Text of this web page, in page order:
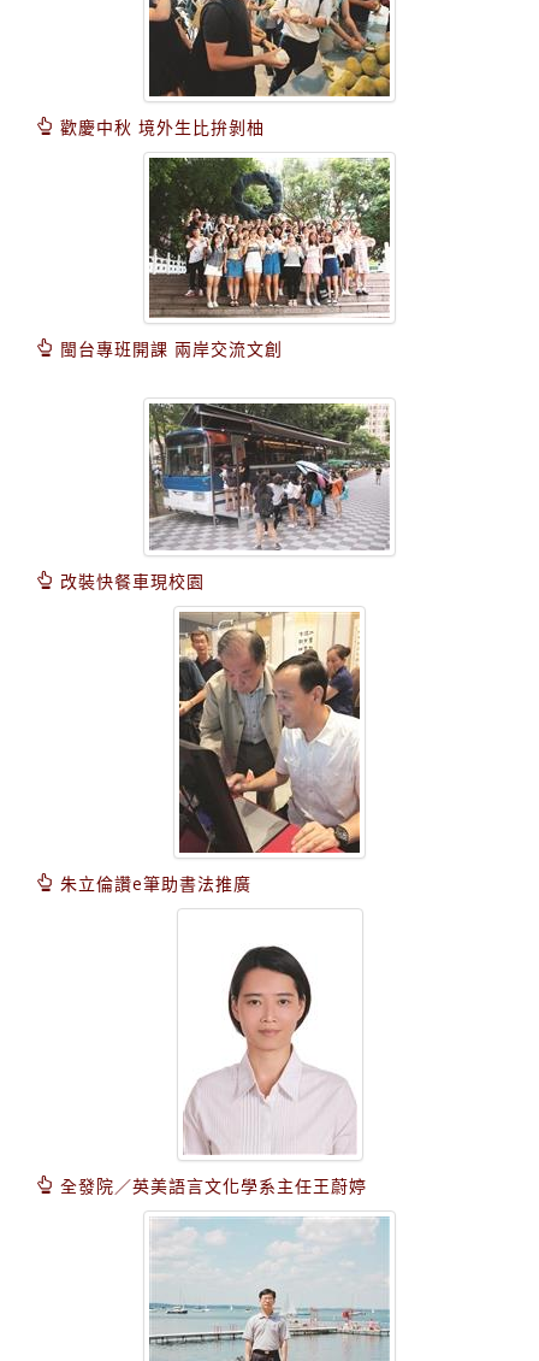
歡慶中秋 境外生比拚剝柚
閩台專班開課 兩岸交流文創
改裝快餐車現校園
朱立倫讚e筆助書法推廣
全發院／英美語言文化學系主任王蔚婷